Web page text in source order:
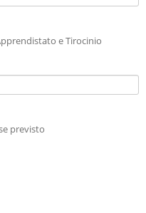
e Tirocinio
previsto